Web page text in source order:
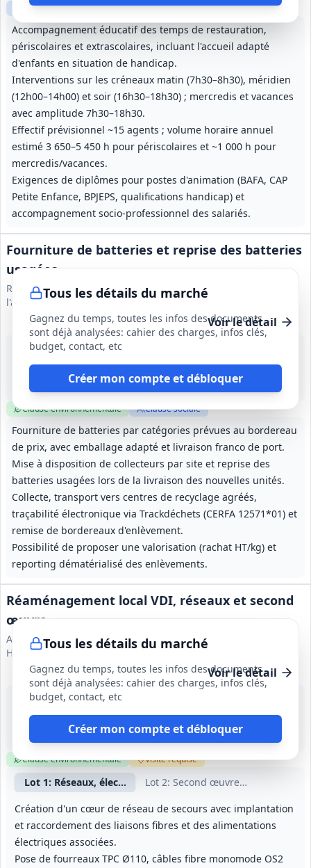
Accompagnement éducatif des temps de restauration,
périscolaires et extrascolaires, incluant l'accueil adapté
d'enfants en situation de handicap.
Interventions sur les créneaux matin (7h30–8h30), méridien
(12h00–14h00) et soir (16h30–18h30) ; mercredis et vacances
avec amplitude 7h30–18h30.
Effectif prévisionnel ~15 agents ; volume horaire annuel
estimé 3 650–5 450 h pour périscolaires et ~1 000 h pour
mercredis/vacances.
Exigences de diplômes pour postes d'animation (BAFA, CAP
Petite Enfance, BPJEPS, qualifications handicap) et
accompagnement socio‑professionnel des salariés.
Clause sociale
Tous les détails du marché
Gagnez du temps, toutes les infos des documents
sont déjà analysées: cahier des charges, infos clés,
budget, contact, etc
Créer mon compte et débloquer
Fourniture de batteries et reprise des batteries
usagées
Région de gendarmerie de Nouvelle-Aquitaine Bureau de
l'appui Numérique
Voir le détail
Fourniture de batteries par catégories prévues au bordereau
de prix, avec emballage adapté et livraison franco de port.
Mise à disposition de collecteurs par site et reprise des
batteries usagées lors de la livraison des nouvelles unités.
Collecte, transport vers centres de recyclage agréés,
traçabilité électronique via Trackdéchets (CERFA 12571*01) et
remise de bordereaux d'enlèvement.
Possibilité de proposer une valorisation (rachat HT/kg) et
reporting dématérialisé des enlèvements.
14 août 2026
4 ans (2 ans fermes, reconductible deux fois 1 an)
Clause environnementale Clause sociale
Tous les détails du marché
Gagnez du temps, toutes les infos des documents
sont déjà analysées: cahier des charges, infos clés,
budget, contact, etc
Créer mon compte et débloquer
Réaménagement local VDI, réseaux et second
œuvre
Assistance Publique - Hôpitaux de Paris Hôpital Marin de
Hendaye
Voir le détail
Lot 1: Réseaux, électricité et CVC
Lot 2: Second œuvre et finitions
Création d'un cœur de réseau de secours avec implantation
et raccordement des liaisons fibres et des alimentations
électriques associées.
Pose de fourreaux TPC Ø110, câbles fibre monomode OS2
14 août 2026
3 mois (période de préparation incluse)
Clause environnementale Visiterequise